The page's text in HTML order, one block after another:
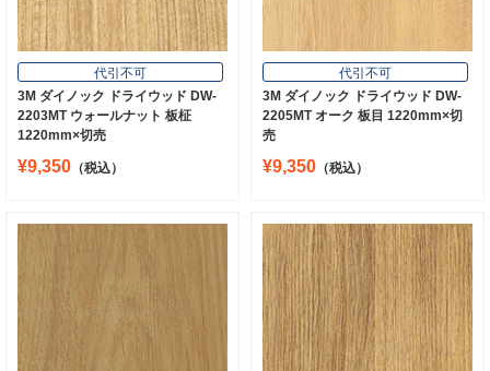
代引不可
3M ダイノック ドライウッド DW-
2203MT ウォールナット 板柾
1220mm×切売
¥9,350 （税込）
代引不可
3M ダイノック ドライウッド DW-
2205MT オーク 板目 1220mm×切
売
¥9,350 （税込）